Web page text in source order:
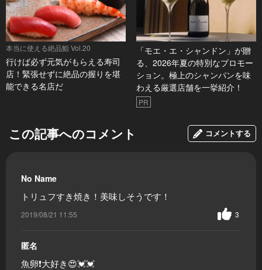
本当に使える絶品鮨 Vol.20
行けば必ず元気がもらえる寿司
店！緊張せずに絶品の握りを堪
能できる名店だ
「モエ・エ・シャンドン」が贈
る、2026年夏の特別なプロモー
ション。極上のシャンパンを味
わえる厳選店舗を一挙紹介！
PR
この記事へのコメント コメントする
No Name
トリュフすき焼き！美味しそうです！
2019/08/21 11:55 3
匿名
魚卵❗大好き😍💓💓